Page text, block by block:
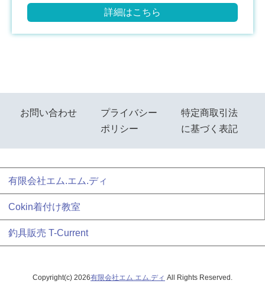
詳細はこちら
お問い合わせ
プライバシー
ポリシー
特定商取引法
に基づく表記
有限会社エム.エム.ディ
Cokin着付け教室
釣具販売 T-Current
Copyright(c) 2026有限会社エム.エム.ディ All Rights Reserved.